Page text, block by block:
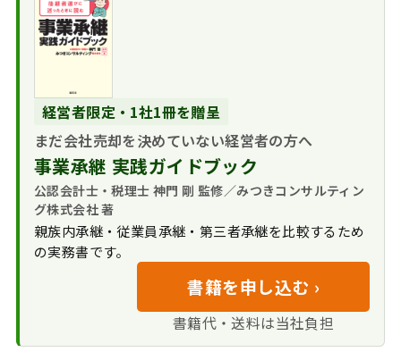
知的財産デューデリジェンスとは
M&Aにおける知財評価のポイント
認
主要な特許・商標
の事業への貢献度評価
と利用許諾の確認
知財関連契約のレ
ジェンス（FAQ）
ェンスのまとめ
経営者限定・1社1冊を贈呈
まだ会社売却を決めていない経営者の方へ
事業承継 実践ガイドブック
公認会計士・税理士 神門 剛 監修／みつきコンサルティン
グ株式会社 著
親族内承継・従業員承継・第三者承継を比較するため
の実務書です。
書籍を申し込む ›
書籍代・送料は当社負担